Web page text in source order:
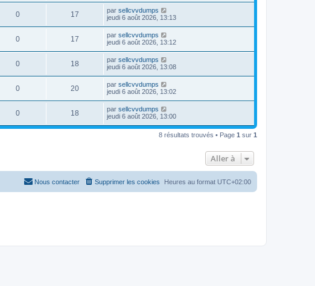
0 17 par sellcvvdumps
jeudi 6 août 2026, 13:13
0 17 par sellcvvdumps
jeudi 6 août 2026, 13:12
0 18 par sellcvvdumps
jeudi 6 août 2026, 13:08
0 20 par sellcvvdumps
jeudi 6 août 2026, 13:02
0 18 par sellcvvdumps
jeudi 6 août 2026, 13:00
8 résultats trouvés • Page 1 sur 1
Aller à
Heures au format UTC+02:00
Supprimer les cookies
Nous contacter